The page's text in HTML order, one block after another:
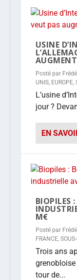
USINE
Posté par
UNIS, EUROPE,
L’usine
jour ?
EN
BIOPILES
M€
Posté par
FRANCE,
Trois ans
grenobloise
tour de...